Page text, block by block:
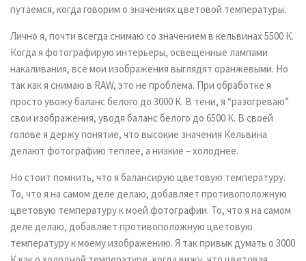
путаемся, когда говорим о значениях цветовой температуры.
Лично я, почти всегда снимаю со значением в кельвинах 5500 К.
Когда я фотографирую интерьеры, освещенные лампами
накаливания, все мои изображения выглядят оранжевыми. Но
так как я снимаю в RAW, это не проблема. При обработке я
просто увожу баланс белого до 3000 К. В тени, я “разогреваю”
свои изображения, уводя баланс белого до 6500 К. В своей
голове я держу понятие, что высокие значения Кельвина
делают фотографию теплее, а низкие – холоднее.
Но стоит помнить, что я балансирую цветовую температуру.
То, что я на самом деле делаю, добавляет противоположную
цветовую температуру к моей фотографии. То, что я на самом
деле делаю, добавляет противоположную цветовую
температуру к моему изображению. Я так привык думать о 3000